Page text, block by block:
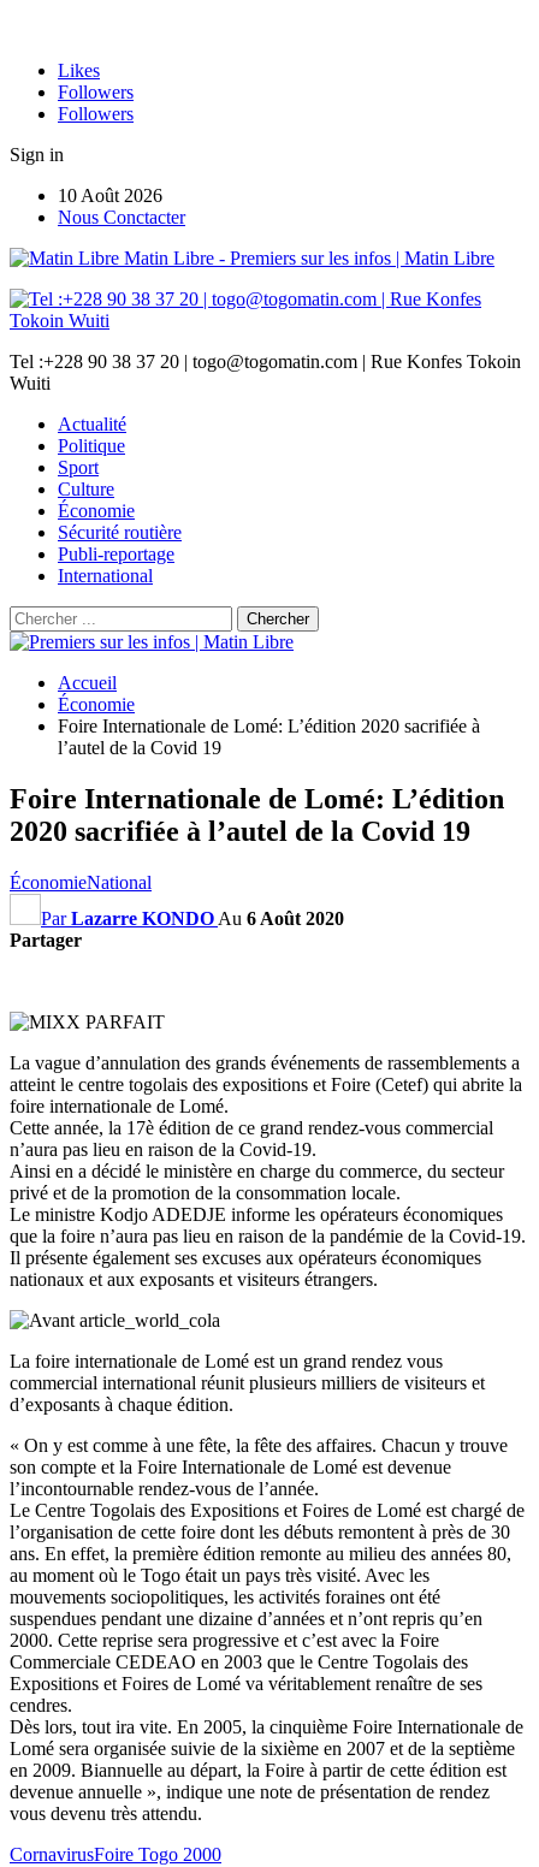
Likes
Followers
Followers
Sign in
10 Août 2026
Nous Conctacter
Matin Libre - Premiers sur les infos | Matin Libre
Tel :+228 90 38 37 20 | togo@togomatin.com | Rue Konfes Tokoin
Wuiti
Actualité
Politique
Sport
Culture
Économie
Sécurité routière
Publi-reportage
International
Accueil
Économie
Foire Internationale de Lomé: L’édition 2020 sacrifiée à
l’autel de la Covid 19
Foire Internationale de Lomé: L’édition
2020 sacrifiée à l’autel de la Covid 19
ÉconomieNational
ParLazarre KONDO Au 6 Août 2020
Partager
La vague d’annulation des grands événements de rassemblements a
atteint le centre togolais des expositions et Foire (Cetef) qui abrite la
foire internationale de Lomé.
Cette année, la 17è édition de ce grand rendez-vous commercial
n’aura pas lieu en raison de la Covid-19.
Ainsi en a décidé le ministère en charge du commerce, du secteur
privé et de la promotion de la consommation locale.
Le ministre Kodjo ADEDJE informe les opérateurs économiques
que la foire n’aura pas lieu en raison de la pandémie de la Covid-19.
Il présente également ses excuses aux opérateurs économiques
nationaux et aux exposants et visiteurs étrangers.
La foire internationale de Lomé est un grand rendez vous
commercial international réunit plusieurs milliers de visiteurs et
d’exposants à chaque édition.
« On y est comme à une fête, la fête des affaires. Chacun y trouve
son compte et la Foire Internationale de Lomé est devenue
l’incontournable rendez-vous de l’année.
Le Centre Togolais des Expositions et Foires de Lomé est chargé de
l’organisation de cette foire dont les débuts remontent à près de 30
ans. En effet, la première édition remonte au milieu des années 80,
au moment où le Togo était un pays très visité. Avec les
mouvements sociopolitiques, les activités foraines ont été
suspendues pendant une dizaine d’années et n’ont repris qu’en
2000. Cette reprise sera progressive et c’est avec la Foire
Commerciale CEDEAO en 2003 que le Centre Togolais des
Expositions et Foires de Lomé va véritablement renaître de ses
cendres.
Dès lors, tout ira vite. En 2005, la cinquième Foire Internationale de
Lomé sera organisée suivie de la sixième en 2007 et de la septième
en 2009. Biannuelle au départ, la Foire à partir de cette édition est
devenue annuelle », indique une note de présentation de rendez
vous devenu très attendu.
CornavirusFoire Togo 2000